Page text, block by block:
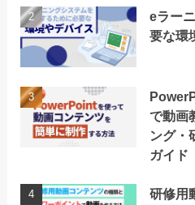
eラー
要な環
で動画
ング・
ガイド
研修用